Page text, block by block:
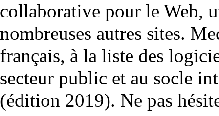
collaborative pour le Web,
nombreuses autres sites.
français, à la liste des
secteur public et au socle
(édition 2019). Ne pas